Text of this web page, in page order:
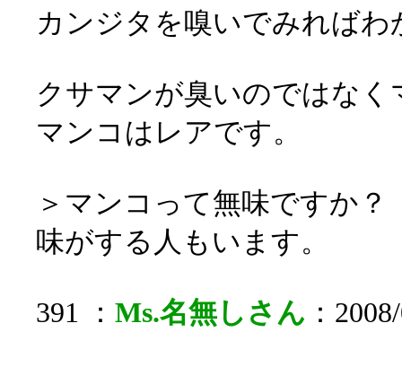
カンジタを嗅いでみればわ
クサマンが臭いのではな
マンコはレアです。
＞マンコって無味ですか？
味がする人もいます。
391 ： Ms.名無しさん ：